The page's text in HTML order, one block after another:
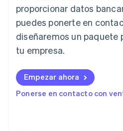
proporcionar datos
puedes ponerte en
diseñaremos un paquete
tu empresa.
Empezar ahora
Ponerse en contacto con
ItalianoEnglish
Japón
日本語 English
Letonia
Liechtenstein
Lituania
English
Luxemburgo